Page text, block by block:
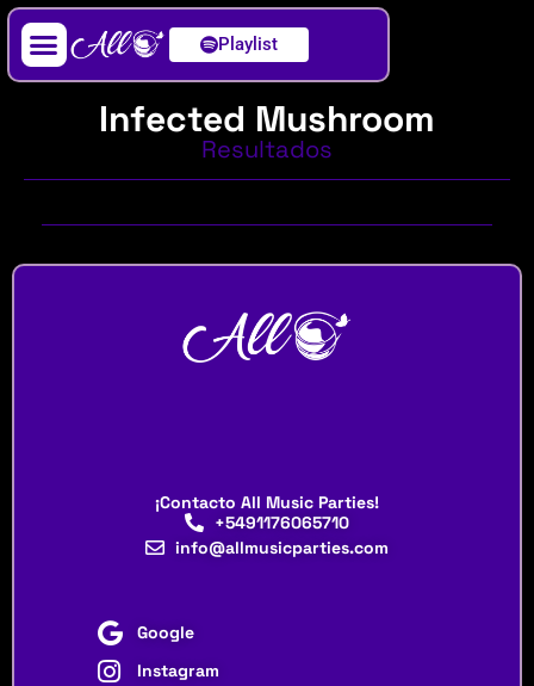
Playlist
Infected Mushroom
Resultados
¡Contacto All Music Parties!
+5491176065710
info@allmusicparties.com
Google
Instagram